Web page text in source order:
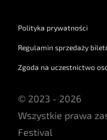
Polityka prywatności
Regulamin sprzedaży
Zgoda na uczestnictwo
© 2023 - 2026
Wszystkie prawa
Festival